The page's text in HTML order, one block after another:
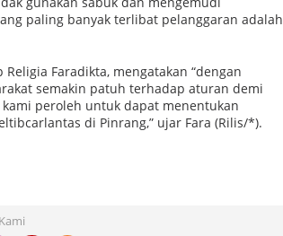
paling banyak terlibat pelanggaran adalah
Faradikta, mengatakan “dengan
semakin patuh terhadap aturan demi
peroleh untuk dapat menentukan
di Pinrang,” ujar Fara (Rilis/*).